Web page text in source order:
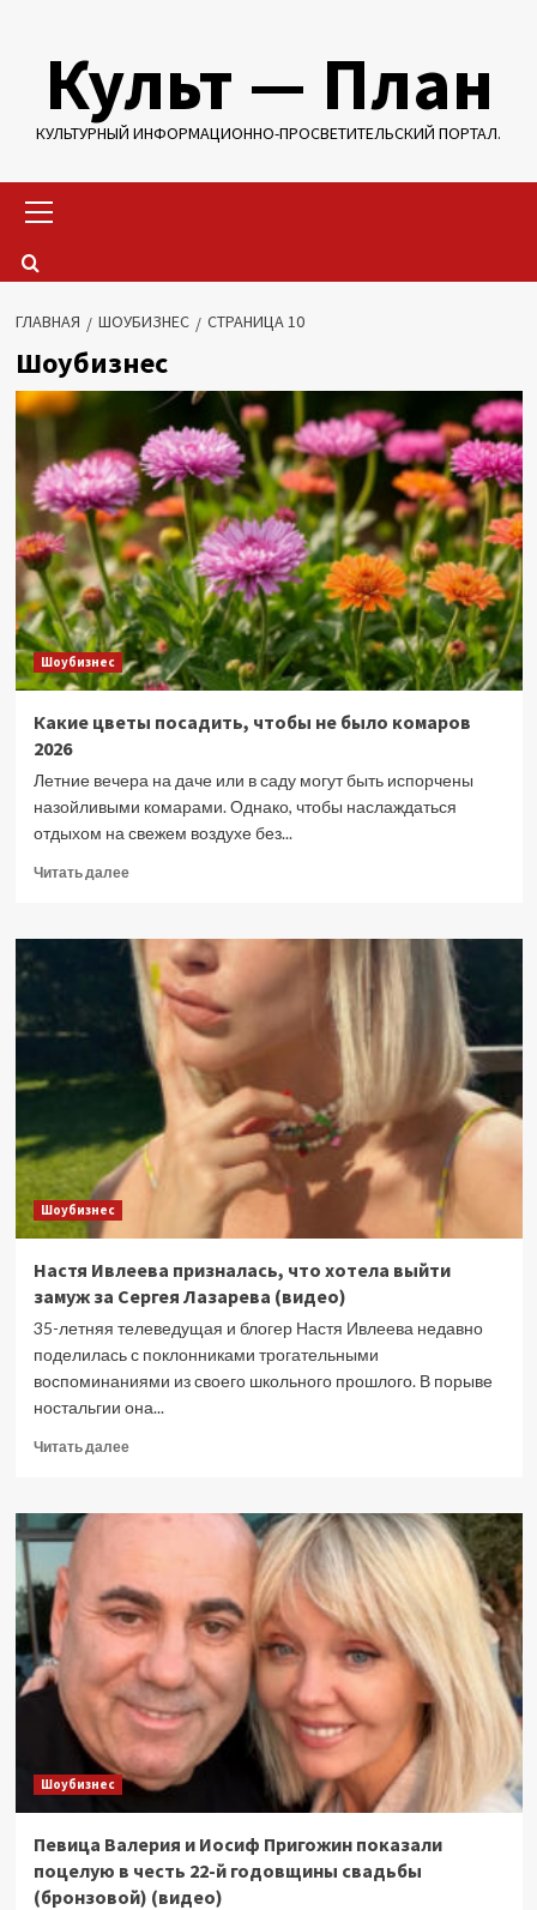
содержимому
Культ — План
КУЛЬТУРНЫЙ ИНФОРМАЦИОННО-ПРОСВЕТИТЕЛЬСКИЙ ПОРТАЛ.
меню
ГЛАВНАЯ ШОУБИЗНЕС СТРАНИЦА 10
Шоубизнес
Шоубизнес
Какие цветы посадить, чтобы не было комаров
2026
Летние вечера на даче или в саду могут быть испорчены
назойливыми комарами. Однако, чтобы наслаждаться
отдыхом на свежем воздухе без...
Читать далееПрочитать
Какие
цветы
посадить,
чтобы
не
было
комаров
2026
Шоубизнес
Настя Ивлеева призналась, что хотела выйти
замуж за Сергея Лазарева (видео)
35-летняя телеведущая и блогер Настя Ивлеева недавно
поделилась с поклонниками трогательными
воспоминаниями из своего школьного прошлого. В порыве
ностальгии она...
Читать далееПрочитать
Настя
хотела
выйти
замуж
за
Сергея
Лазарева
(видео)
Шоубизнес
Певица Валерия и Иосиф Пригожин показали
поцелую в честь 22-й годовщины свадьбы
(бронзовой) (видео)